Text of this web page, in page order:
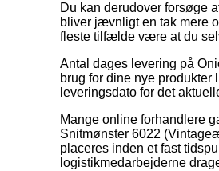
Du kan derudover forsøge
bliver jævnligt en tak mere
fleste tilfælde være at du
Antal dages levering på
brug for dine nye
leveringsdato for det
Mange online forhandlere
Snitmønster 6022
placeres inden et fast
logistikmedarbejderne